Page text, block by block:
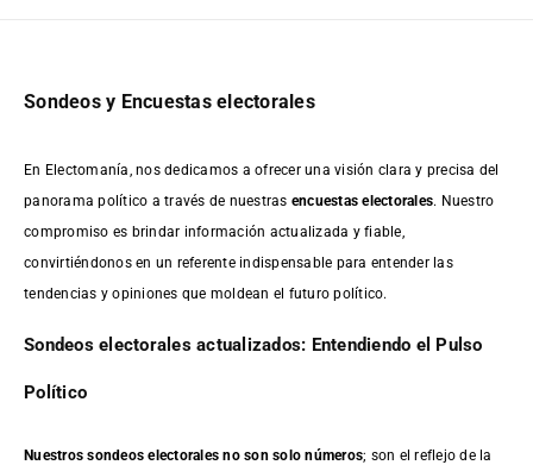
Sondeos y Encuestas electorales
En Electomanía, nos dedicamos a ofrecer una visión clara y precisa del
panorama político a través de nuestras encuestas electorales. Nuestro
compromiso es brindar información actualizada y fiable,
convirtiéndonos en un referente indispensable para entender las
tendencias y opiniones que moldean el futuro político.
Sondeos electorales actualizados: Entendiendo el Pulso
Político
Nuestros sondeos electorales no son solo números; son el reflejo de la